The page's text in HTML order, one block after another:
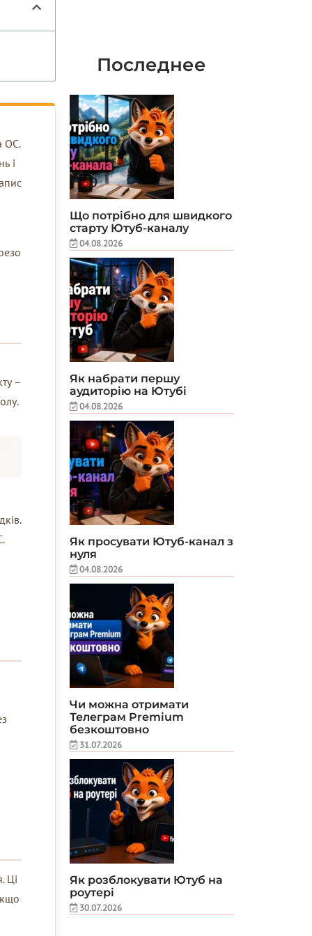
ОС.
і
–
Ці
Последнее
Що потрібно для швидкого
старту Ютуб-каналу
04.08.2026
Як набрати першу
аудиторію на Ютубі
04.08.2026
Як просувати Ютуб-канал з
нуля
04.08.2026
Чи можна отримати
Телеграм Premium
безкоштовно
31.07.2026
Як розблокувати Ютуб на
роутері
30.07.2026